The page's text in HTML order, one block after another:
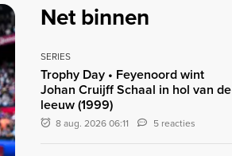
Net binnen
SERIES
Trophy Day • Feyenoord wint
Johan Cruijff Schaal in hol van de
leeuw (1999)
8 aug. 2026 06:11 5 reacties